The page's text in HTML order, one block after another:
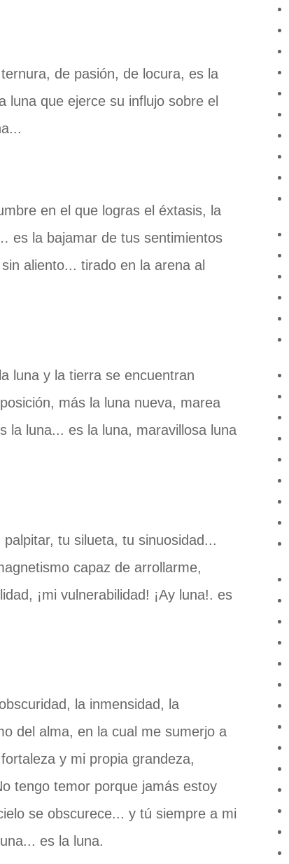
de pasión, de locura, es la
luna que ejerce su influjo sobre el
en el que logras el éxtasis, la
es la bajamar de tus sentimientos
aliento... tirado en la arena al
luna y la tierra se encuentran
más la luna nueva, marea
la luna... es la luna, maravillosa luna
tu silueta, tu sinuosidad...
capaz de arrollarme,
¡mi vulnerabilidad! ¡Ay luna!. es
la inmensidad, la
del alma, en la cual me sumerjo a
y mi propia grandeza,
tengo temor porque jamás estoy
se obscurece... y tú siempre a mi
es la luna.